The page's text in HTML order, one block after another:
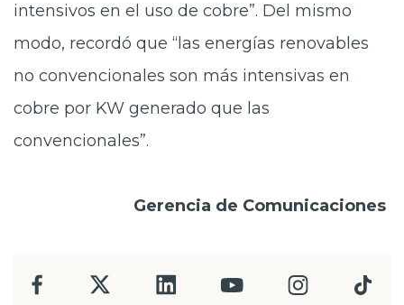
intensivos en el uso de cobre”. Del mismo
modo, recordó que “las energías renovables
no convencionales son más intensivas en
cobre por KW generado que las
convencionales”.
Gerencia de Comunicaciones